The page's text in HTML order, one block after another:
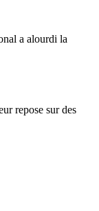
a alourdi la
repose sur des